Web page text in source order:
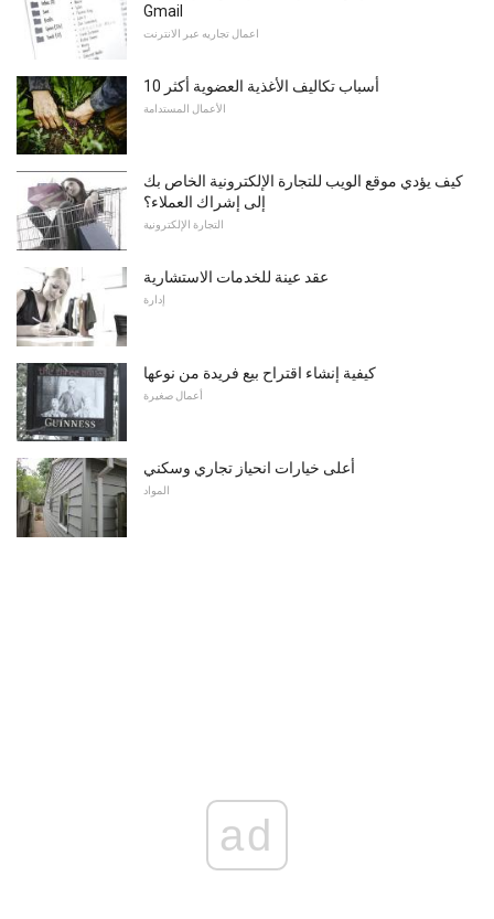
Gmail
اعمال تجاريه عبر الانترنت
10 أسباب تكاليف الأغذية العضوية أكثر
الأعمال المستدامة
كيف يؤدي موقع الويب للتجارة الإلكترونية الخاص بك
إلى إشراك العملاء؟
التجارة الإلكترونية
عقد عينة للخدمات الاستشارية
إدارة
كيفية إنشاء اقتراح بيع فريدة من نوعها
أعمال صغيرة
أعلى خيارات انحياز تجاري وسكني
المواد
ad